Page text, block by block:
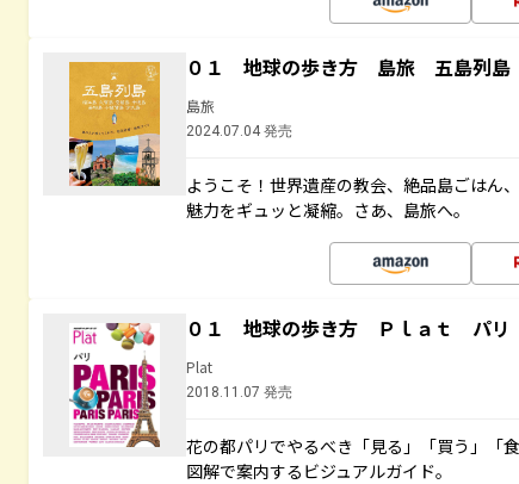
０１ 地球の歩き方 島旅 五島列
島旅
2024.07.04 発売
ようこそ！世界遺産の教会、絶品島ごはん
魅力をギュッと凝縮。さあ、島旅へ。
０１ 地球の歩き方 Ｐｌａｔ パリ
Plat
2018.11.07 発売
花の都パリでやるべき「見る」「買う」「
図解で案内するビジュアルガイド。